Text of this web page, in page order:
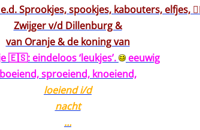
Sprookjes, spookjes, kabouters, elfjes,
Zwijger v/d Dillenburg &
van Oranje & de koning van
🇪🇸: eindeloos ‘leukjes’.
eeuwig
boeiend, sproeiend, knoeiend,
loeiend i/d
nacht
…